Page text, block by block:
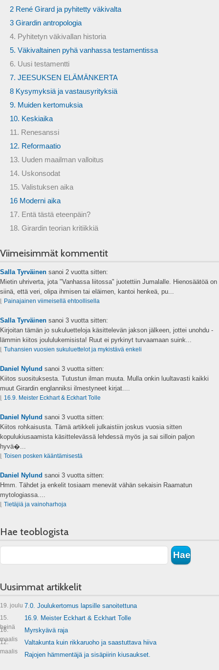
2 René Girard ja pyhitetty väkivalta
3 Girardin antropologia
4. Pyhitetyn väkivallan historia
5. Väkivaltainen pyhä vanhassa testamentissa
6. Uusi testamentti
7. JEESUKSEN ELÄMÄNKERTA
8 Kysymyksiä ja vastausyrityksiä
9. Muiden kertomuksia
10. Keskiaika
11. Renesanssi
12. Reformaatio
13. Uuden maailman valloitus
14. Uskonsodat
15. Valistuksen aika
16 Moderni aika
17. Entä tästä eteenpäin?
18. Girardin teorian kritiikkiä
Viimeisimmät kommentit
Salla Tyrväinen sanoi 2 vuotta sitten:
Mietin uhriverta, jota "Vanhassa liitossa" juotettiin Jumalalle. Hienosäätöä on
siinä, että veri, olipa ihmisen tai eläimen, kantoi henkeä, pu...
⌊ Painajainen viimeisellä ehtoollisella
Salla Tyrväinen sanoi 3 vuotta sitten:
Kirjoitan tämän jo sukuluetteloja käsittelevän jakson jälkeen, jottei unohdu -
lämmin kiitos joululukemisista! Ruut ei pyrkinyt turvaamaan suink...
⌊ Tuhansien vuosien sukuluettelot ja mykistävä enkeli
Daniel Nylund sanoi 3 vuotta sitten:
Kiitos suosituksesta. Tutustun ilman muuta. Mulla onkin luultavasti kaikki
muut Girardin englanniksi ilmestyneet kirjat....
⌊ 16.9. Meister Eckhart & Eckhart Tolle
Daniel Nylund sanoi 3 vuotta sitten:
Kiitos rohkaisusta. Tämä artikkeli julkaistiin joskus vuosia sitten
kopulukiusaamista käsittelevässä lehdessä myös ja sai silloin paljon
hyvä�...
⌊ Toisen posken kääntämisestä
Daniel Nylund sanoi 3 vuotta sitten:
Hmm. Tähdet ja enkelit tosiaam menevät vähän sekaisin Raamatun
mytologiassa....
⌊ Tietäjiä ja vainoharhoja
Hae teoblogista
Uusimmat artikkelit
19. joulu 7.0. Joulukertomus lapsille sanoitettuna
15.
heinä
16.9. Meister Eckhart & Eckhart Tolle
16.
maalis
Myrskyävä raja
12.
maalis
Valtakunta kuin rikkaruoho ja saastuttava hiiva
Rajojen hämmentäjä ja sisäpiirin kiusaukset.